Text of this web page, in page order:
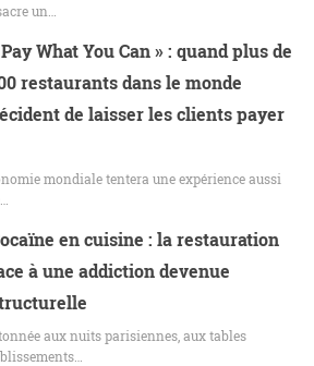
un…
Pay What You Can » : quand plus de
restaurants dans le monde
de laisser les clients payer
mondiale tentera une expérience aussi
en cuisine : la restauration
à une addiction devenue
aux nuits parisiennes, aux tables